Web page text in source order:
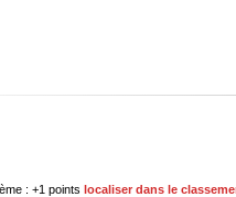
: +1 pointslocaliser dans le